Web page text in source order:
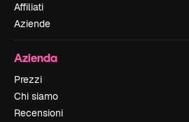
Affiliati
Aziende
Azienda
Prezzi
Chi siamo
Recensioni